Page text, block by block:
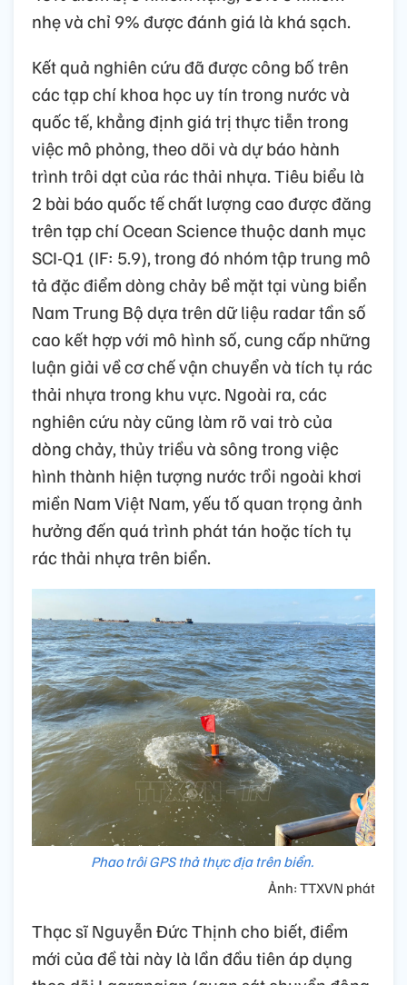
nhẹ và chỉ 9% được đánh giá là khá sạch.
Kết quả nghiên cứu đã được công bố trên
các tạp chí khoa học uy tín trong nước và
quốc tế, khẳng định giá trị thực tiễn trong
việc mô phỏng, theo dõi và dự báo hành
trình trôi dạt của rác thải nhựa. Tiêu biểu là
2 bài báo quốc tế chất lượng cao được đăng
trên tạp chí Ocean Science thuộc danh mục
SCI-Q1 (IF: 5.9), trong đó nhóm tập trung mô
tả đặc điểm dòng chảy bề mặt tại vùng biển
Nam Trung Bộ dựa trên dữ liệu radar tần số
cao kết hợp với mô hình số, cung cấp những
luận giải về cơ chế vận chuyển và tích tụ rác
thải nhựa trong khu vực. Ngoài ra, các
nghiên cứu này cũng làm rõ vai trò của
dòng chảy, thủy triều và sông trong việc
hình thành hiện tượng nước trồi ngoài khơi
miền Nam Việt Nam, yếu tố quan trọng ảnh
hưởng đến quá trình phát tán hoặc tích tụ
rác thải nhựa trên biển.
Phao trôi GPS thả thực địa trên biển.
Ảnh: TTXVN phát
Thạc sĩ Nguyễn Đức Thịnh cho biết, điểm
mới của đề tài này là lần đầu tiên áp dụng